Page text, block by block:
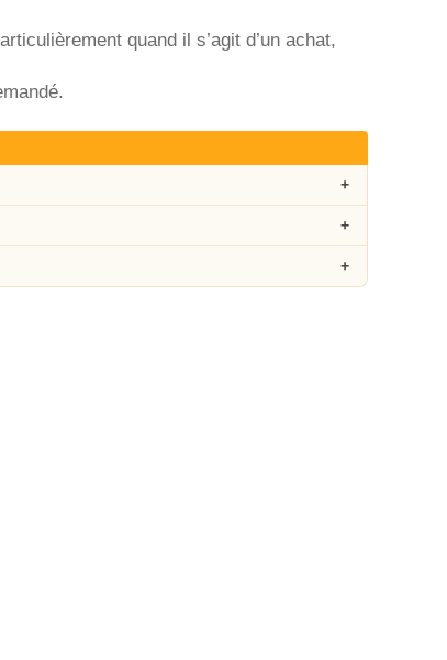
quand il s’agit d’un achat,